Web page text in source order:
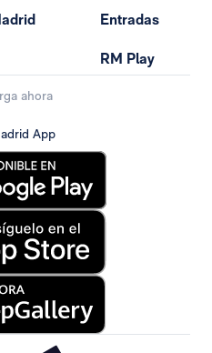
Entradas
RM Play
ahora
App